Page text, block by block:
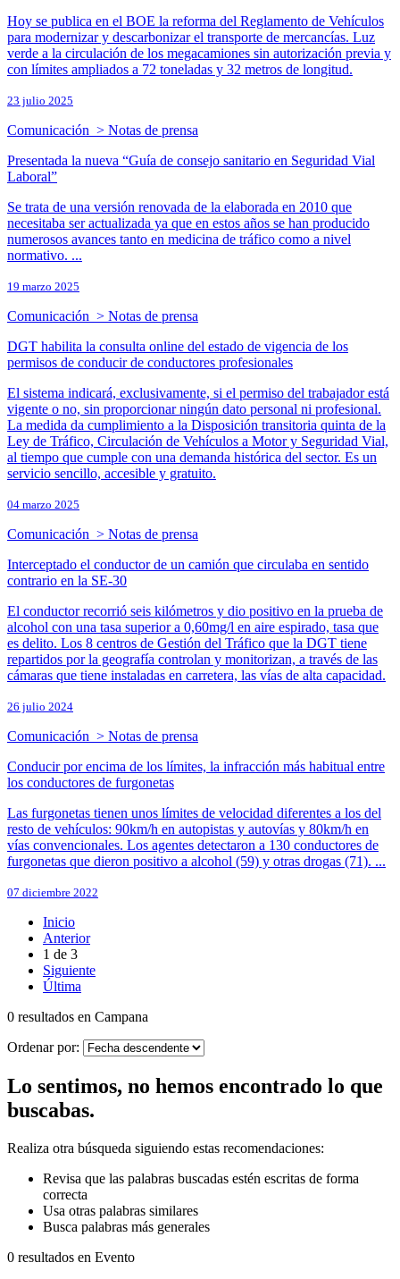
Hoy se publica en el BOE la reforma del Reglamento de Vehículos
para modernizar y descarbonizar el transporte de mercancías. Luz
verde a la circulación de los megacamiones sin autorización previa y
con límites ampliados a 72 toneladas y 32 metros de longitud.
23 julio 2025
Comunicación > Notas de prensa
Presentada la nueva “Guía de consejo sanitario en Seguridad Vial
Laboral”
Se trata de una versión renovada de la elaborada en 2010 que
necesitaba ser actualizada ya que en estos años se han producido
numerosos avances tanto en medicina de tráfico como a nivel
normativo. ...
19 marzo 2025
Comunicación > Notas de prensa
DGT habilita la consulta online del estado de vigencia de los
permisos de conducir de conductores profesionales
El sistema indicará, exclusivamente, si el permiso del trabajador está
vigente o no, sin proporcionar ningún dato personal ni profesional.
La medida da cumplimiento a la Disposición transitoria quinta de la
Ley de Tráfico, Circulación de Vehículos a Motor y Seguridad Vial,
al tiempo que cumple con una demanda histórica del sector. Es un
servicio sencillo, accesible y gratuito.
04 marzo 2025
Comunicación > Notas de prensa
Interceptado el conductor de un camión que circulaba en sentido
contrario en la SE-30
El conductor recorrió seis kilómetros y dio positivo en la prueba de
alcohol con una tasa superior a 0,60mg/l en aire espirado, tasa que
es delito. Los 8 centros de Gestión del Tráfico que la DGT tiene
repartidos por la geografía controlan y monitorizan, a través de las
cámaras que tiene instaladas en carretera, las vías de alta capacidad.
26 julio 2024
Comunicación > Notas de prensa
Conducir por encima de los límites, la infracción más habitual entre
los conductores de furgonetas
Las furgonetas tienen unos límites de velocidad diferentes a los del
resto de vehículos: 90km/h en autopistas y autovías y 80km/h en
vías convencionales. Los agentes detectaron a 130 conductores de
furgonetas que dieron positivo a alcohol (59) y otras drogas (71). ...
07 diciembre 2022
Inicio
Anterior
1 de 3
Siguiente
Última
0 resultados en Campana
Ordenar por:
Lo sentimos, no hemos encontrado lo que
buscabas.
Realiza otra búsqueda siguiendo estas recomendaciones:
Revisa que las palabras buscadas estén escritas de forma
correcta
Usa otras palabras similares
Busca palabras más generales
0 resultados en Evento